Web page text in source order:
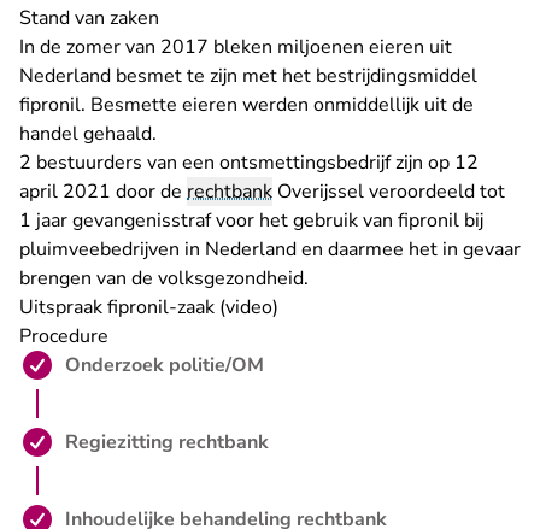
Stand van zaken
In de zomer van 2017 bleken miljoenen eieren uit
Nederland besmet te zijn met het bestrijdingsmiddel
fipronil. Besmette eieren werden onmiddellijk uit de
handel gehaald.
2 bestuurders van een ontsmettingsbedrijf zijn op 12
april 2021 door de rechtbank Overijsselveroordeeld tot
1 jaar gevangenisstrafvoor het gebruik van fipronil bij
pluimveebedrijven in Nederland en daarmee het in gevaar
brengen van de volksgezondheid.
Uitspraak fipronil-zaak (video)
Procedure
Stap 1 is voltooid:
Onderzoek politie/OM
Stap 2 is voltooid:
Regiezitting rechtbank
Stap 3 is voltooid:
Inhoudelijke behandeling rechtbank